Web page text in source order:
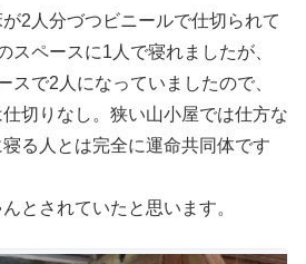
2人分づつビニールで仕切られて
スペースに1人で寝れましたが、
スで2人になっていましたので、
切りなし。狭い山小屋では仕方な
る人とは完全に運命共同体です
とされていたと思います。